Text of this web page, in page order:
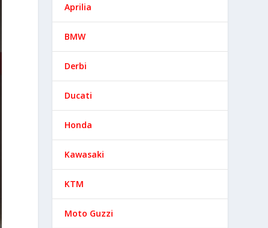
Aprilia
BMW
Derbi
Ducati
Honda
Kawasaki
KTM
Moto Guzzi